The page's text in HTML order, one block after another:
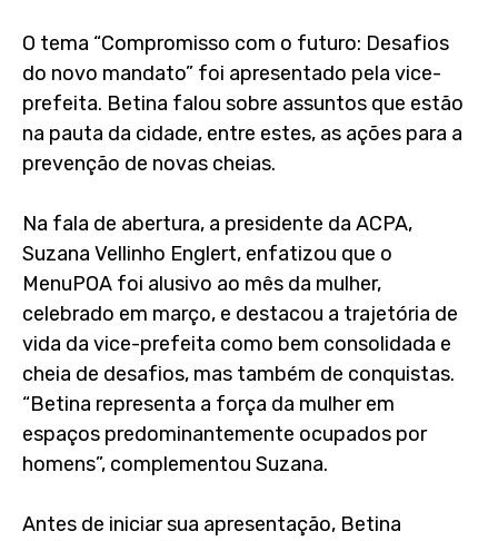
O tema “Compromisso com o futuro: Desafios
do novo mandato” foi apresentado pela vice-
prefeita. Betina falou sobre assuntos que estão
na pauta da cidade, entre estes, as ações para a
prevenção de novas cheias.
Na fala de abertura, a presidente da ACPA,
Suzana Vellinho Englert, enfatizou que o
MenuPOA foi alusivo ao mês da mulher,
celebrado em março, e destacou a trajetória de
vida da vice-prefeita como bem consolidada e
cheia de desafios, mas também de conquistas.
“Betina representa a força da mulher em
espaços predominantemente ocupados por
homens”, complementou Suzana.
Antes de iniciar sua apresentação, Betina